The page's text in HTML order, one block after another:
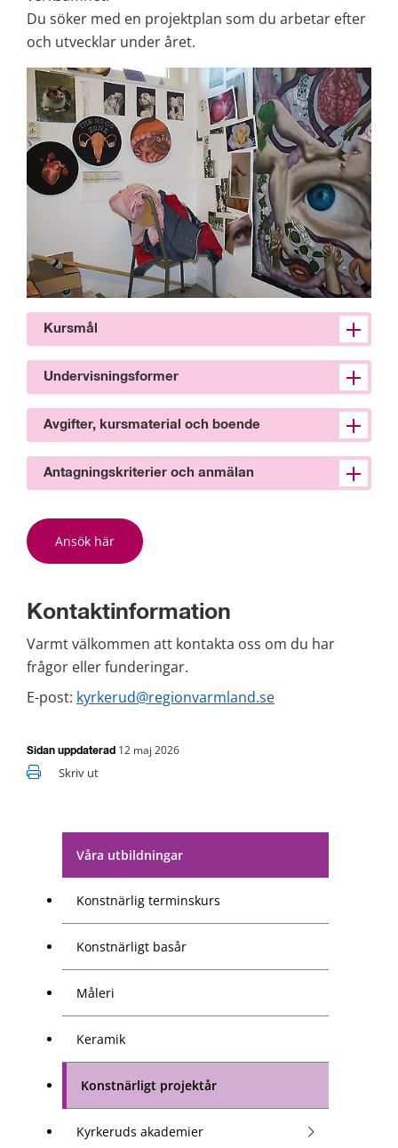
Våra utbildningar
Konstnärlig terminskurs
Konstnärligt basår
Måleri
Keramik
Konstnärligt projektår
Kyrkeruds akademier
Du söker med en projektplan som du arbetar efter
och utvecklar under året.
Kursmål
Undervisningsformer
Avgifter, kursmaterial och boende
Antagningskriterier och anmälan
Ansök här
Kontaktinformation
Varmt välkommen att kontakta oss om du har
frågor eller funderingar.
E-post: kyrkerud@regionvarmland.se
Sidan uppdaterad 12 maj 2026
Skriv ut